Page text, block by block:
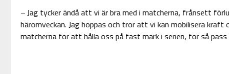
– Jag tycker ändå att vi är bra med i matcherna, frånsett
häromveckan. Jag hoppas och tror att vi kan mobilisera kraft
matcherna för att hålla oss på fast mark i serien, för så